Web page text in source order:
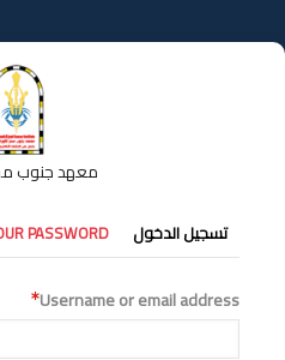
إلى
المحتوى
معهد جنوب
التبويبات
الأساسية
تسجيل الدخول PASSWORD
Username or email address